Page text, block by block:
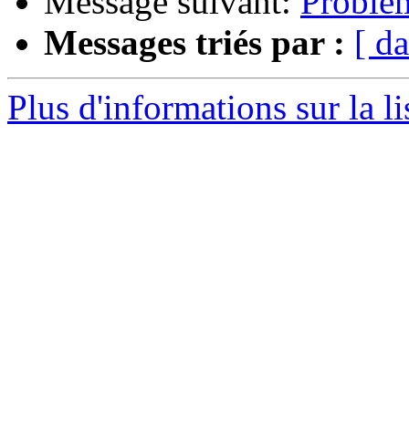
Messages triés par : [
Plus d'informations sur la